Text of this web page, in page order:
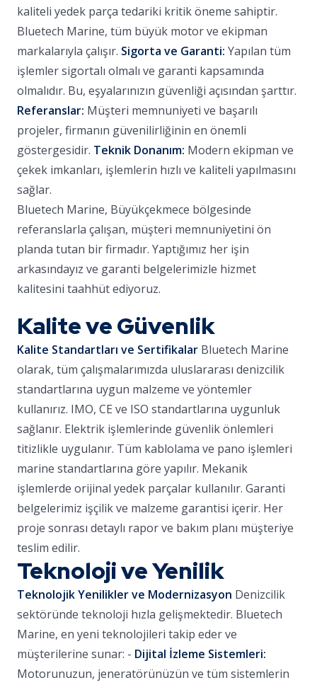
kaliteli yedek parça tedariki kritik öneme sahiptir.
Bluetech Marine, tüm büyük motor ve ekipman
markalarıyla çalışır. Sigorta ve Garanti: Yapılan tüm
işlemler sigortalı olmalı ve garanti kapsamında
olmalıdır. Bu, eşyalarınızın güvenliği açısından şarttır.
Referanslar: Müşteri memnuniyeti ve başarılı
projeler, firmanın güvenilirliğinin en önemli
göstergesidir. Teknik Donanım: Modern ekipman ve
çekek imkanları, işlemlerin hızlı ve kaliteli yapılmasını
sağlar.
Bluetech Marine, Büyükçekmece bölgesinde
referanslarla çalışan, müşteri memnuniyetini ön
planda tutan bir firmadır. Yaptığımız her işin
arkasındayız ve garanti belgelerimizle hizmet
kalitesini taahhüt ediyoruz.
Kalite ve Güvenlik
Kalite Standartları ve Sertifikalar Bluetech Marine
olarak, tüm çalışmalarımızda uluslararası denizcilik
standartlarına uygun malzeme ve yöntemler
kullanırız. IMO, CE ve ISO standartlarına uygunluk
sağlanır. Elektrik işlemlerinde güvenlik önlemleri
titizlikle uygulanır. Tüm kablolama ve pano işlemleri
marine standartlarına göre yapılır. Mekanik
işlemlerde orijinal yedek parçalar kullanılır. Garanti
belgelerimiz işçilik ve malzeme garantisi içerir. Her
proje sonrası detaylı rapor ve bakım planı müşteriye
teslim edilir.
Teknoloji ve Yenilik
Teknolojik Yenilikler ve Modernizasyon Denizcilik
sektöründe teknoloji hızla gelişmektedir. Bluetech
Marine, en yeni teknolojileri takip eder ve
müşterilerine sunar: - Dijital İzleme Sistemleri:
Motorunuzun, jeneratörünüzün ve tüm sistemlerin